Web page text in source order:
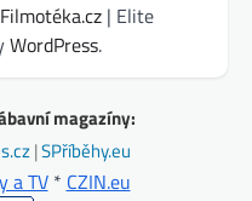
| Elite
WordPress.
magazíny:
|SPříběhy.eu
a TV* CZIN.eu